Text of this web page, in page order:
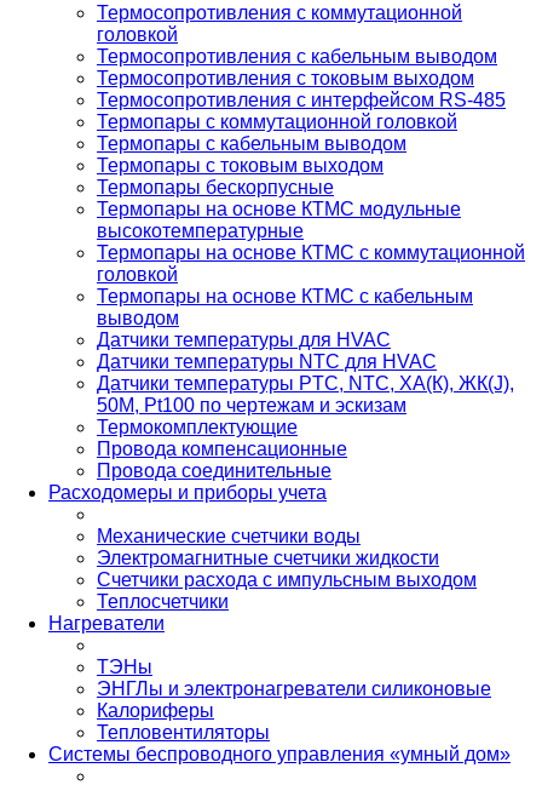
Термосопротивления с коммутационной
головкой
Термосопротивления с кабельным выводом
Термосопротивления с токовым выходом
Термосопротивления с интерфейсом RS-485
Термопары с коммутационной головкой
Термопары с кабельным выводом
Термопары с токовым выходом
Термопары бескорпусные
Термопары на основе КТМС модульные
высокотемпературные
Термопары на основе КТМС с коммутационной
головкой
Термопары на основе КТМС с кабельным
выводом
Датчики температуры для HVAC
Датчики температуры NTC для HVAC
Датчики температуры PTС, NTC, ХА(К), ЖК(J),
50М, Pt100 по чертежам и эскизам
Термокомплектующие
Провода компенсационные
Провода соединительные
Расходомеры и приборы учета
Механические счетчики воды
Электромагнитные счетчики жидкости
Счетчики расхода с импульсным выходом
Теплосчетчики
Нагреватели
ТЭНы
ЭНГЛы и электронагреватели силиконовые
Калориферы
Тепловентиляторы
Системы беспроводного управления «умный дом»